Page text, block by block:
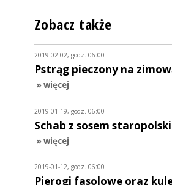
Zobacz także
2019-02-02, godz. 06:00
Pstrąg pieczony na
» więcej
2019-01-19, godz. 06:00
Schab z sosem
» więcej
2019-01-12, godz. 06:00
Pierogi fasolowe oraz